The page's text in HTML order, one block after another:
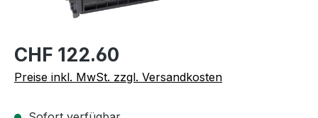
CHF 122.60
Preise inkl. MwSt. zzgl. Versandkosten